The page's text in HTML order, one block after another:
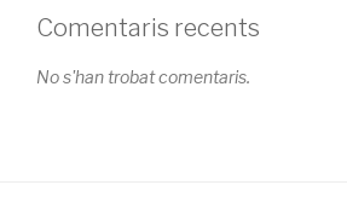
Comentaris recents
No s'han trobat comentaris.